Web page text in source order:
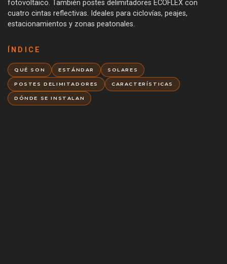
fotovoltaico. También postes delimitadores ECOFLEX con
cuatro cintas reflectivas. Ideales para ciclovías, peajes,
estacionamientos y zonas peatonales.
ÍNDICE
QUÉ SON ESTÁNDAR SOLARES
POSTES DELIMITADORES CARACTERÍSTICAS
DÓNDE SE INSTALAN